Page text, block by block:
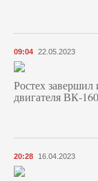
09:04 22.05.2023
Ростех завершил
двигателя ВК-
20:28 16.04.2023